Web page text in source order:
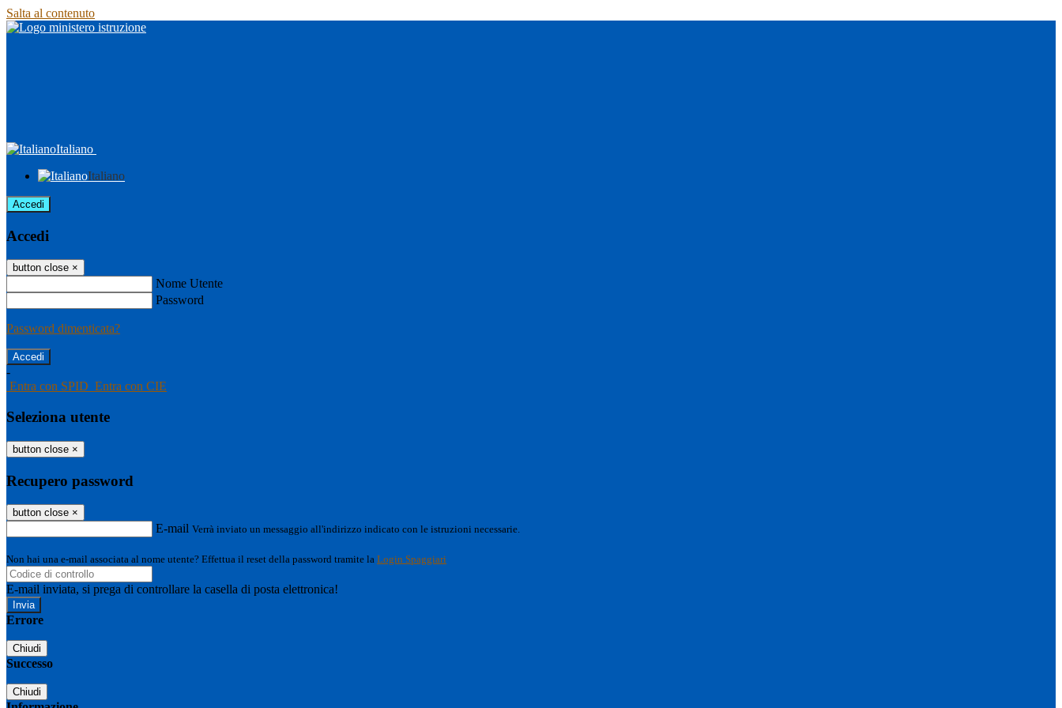
Salta al contenuto
Italiano
Italiano
Accedi
Accedi
button close ×
Nome Utente
Password
Password dimenticata?
-
Entra con SPID Entra con CIE
Seleziona utente
button close ×
Recupero password
button close ×
E-mail Verrà inviato un messaggio all'indirizzo indicato con le istruzioni necessarie.
Non hai una e-mail associata al nome utente? Effettua il reset della password tramite la Login Spaggiari
E-mail inviata, si prega di controllare la casella di posta elettronica!
Errore
Chiudi
Successo
Chiudi